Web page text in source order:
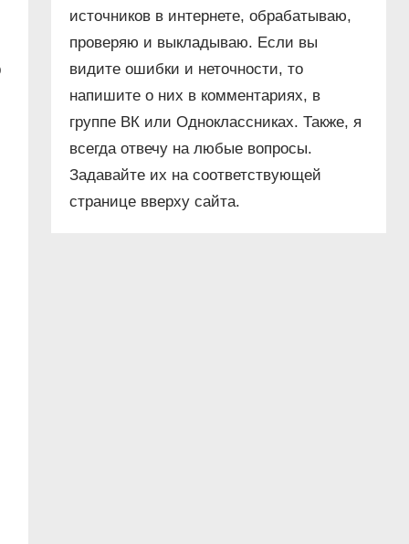
источников в интернете, обрабатываю,
проверяю и выкладываю. Если вы
видите ошибки и неточности, то
напишите о них в комментариях, в
группе ВК или Одноклассниках. Также, я
всегда отвечу на любые вопросы.
Задавайте их на соответствующей
странице вверху сайта.